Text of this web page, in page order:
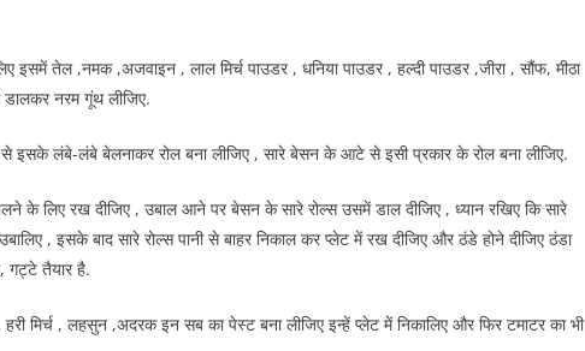
इसमें तेल ,नमक ,अजवाइन , लाल मिर्च पाउडर , धनिया पाउडर , हल्दी पाउडर ,जीरा , सौंफ, मीठा
डालकर नरम गूंथ लीजिए.
इसके लंबे-लंबे बेलनाकर रोल बना लीजिए , सारे बेसन के आटे से इसी प्रकार के रोल बना लीजिए.
के लिए रख दीजिए , उबाल आने पर बेसन के सारे रोल्स उसमें डाल दीजिए , ध्यान रखिए कि सारे
, इसके बाद सारे रोल्स पानी से बाहर निकाल कर प्लेट में रख दीजिए और ठंडे होने दीजिए ठंडा
गट्टे तैयार है.
मिर्च , लहसुन ,अदरक इन सब का पेस्ट बना लीजिए इन्हें प्लेट में निकालिए और फिर टमाटर का भी